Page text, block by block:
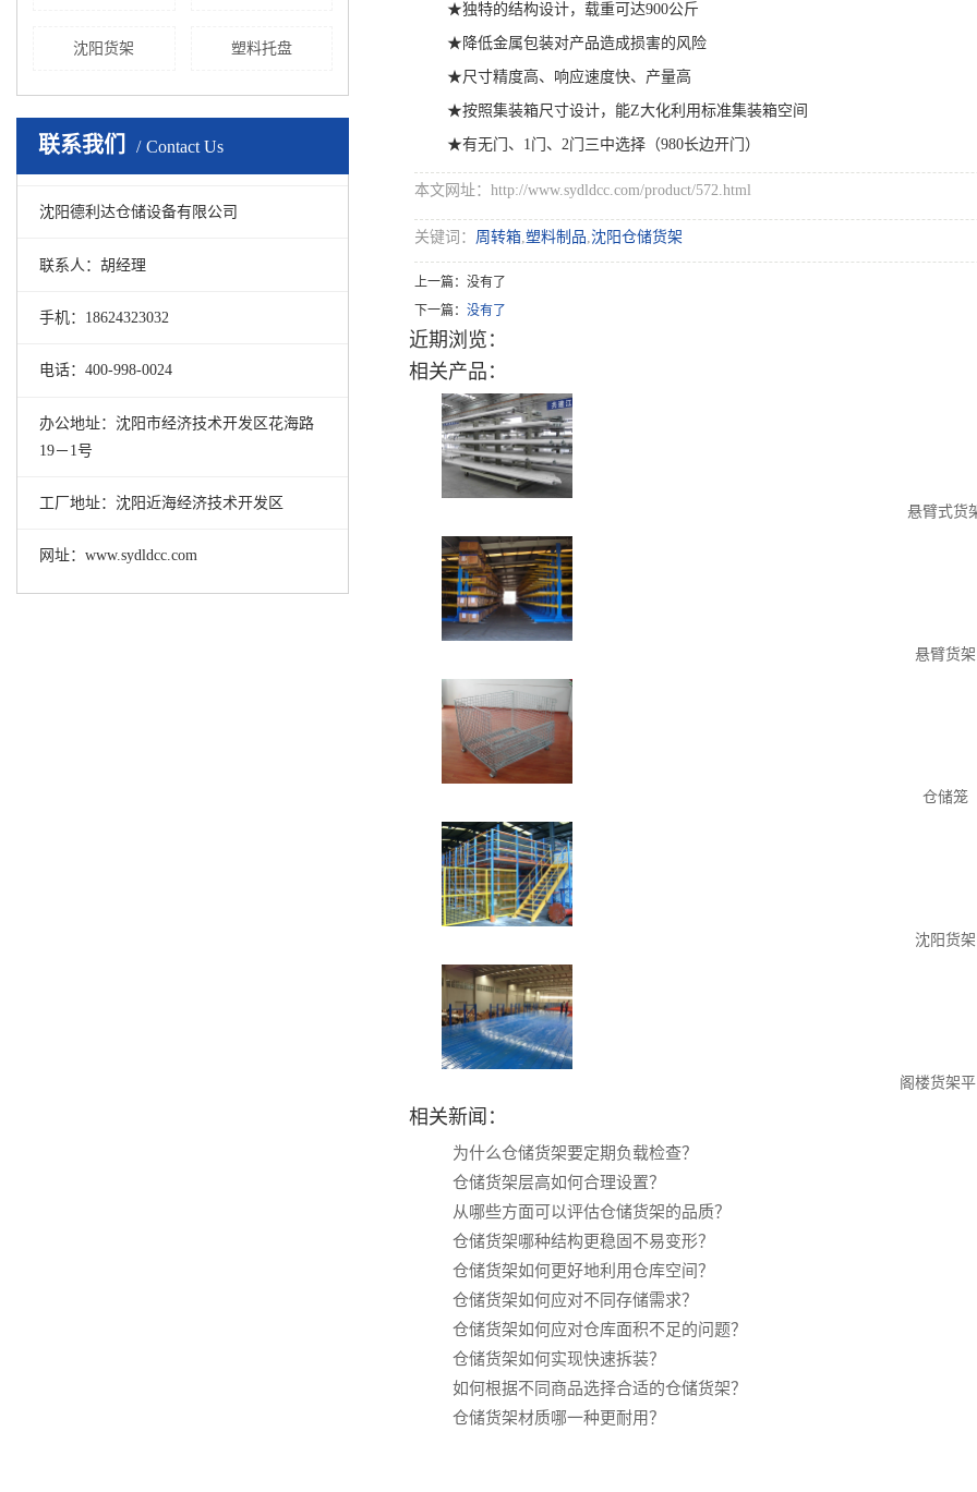
沈阳货架 塑料托盘
联系我们 Contact Us
沈阳德利达仓储设备有限公司
联系人：胡经理
手机：18624323032
电话：400-998-0024
办公地址：沈阳市经济技术开发区花海路
19－1号
工厂地址：沈阳近海经济技术开发区
网址：www.sydldcc.com
★独特的结构设计，载重可达900公斤
★降低金属包装对产品造成损害的风险
★尺寸精度高、响应速度快、产量高
★按照集装箱尺寸设计，能Z大化利用标准集装箱空间
★有无门、1门、2门三中选择（980长边开门）
本文网址：http://www.sydldcc.com/product/572.html
关键词： 周转箱,塑料制品,沈阳仓储货架
上一篇：没有了
下一篇： 没有了
近期浏览：
相关产品：
悬臂式货
悬臂货架
仓储笼
沈阳货架
阁楼货架
相关新闻：
为什么仓储货架要定期负载检查？
仓储货架层高如何合理设置？
从哪些方面可以评估仓储货架的品质？
仓储货架哪种结构更稳固不易变形？
仓储货架如何更好地利用仓库空间？
仓储货架如何应对不同存储需求？
仓储货架如何应对仓库面积不足的问题？
仓储货架如何实现快速拆装？
如何根据不同商品选择合适的仓储货架？
仓储货架材质哪一种更耐用？